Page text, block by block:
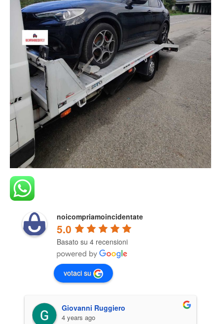
noicompriamoincidentate
5.0
Basato su 4 recensioni
votaci su
Giovanni Ruggiero
4 years ago